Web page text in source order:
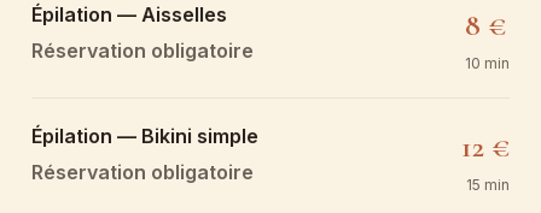
Épilation — Aisselles
Réservation obligatoire
8 €
10 min
Épilation — Bikini simple
Réservation obligatoire
12 €
15 min